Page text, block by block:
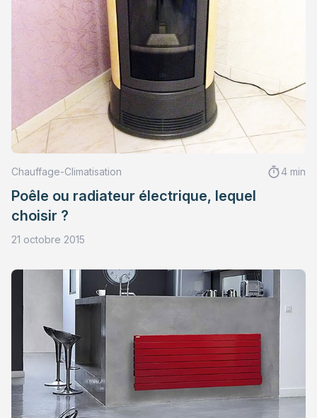
Chauffage-Climatisation 4 min
Poêle ou radiateur électrique, lequel
choisir ?
21 octobre 2015